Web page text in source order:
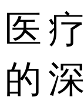
医
的